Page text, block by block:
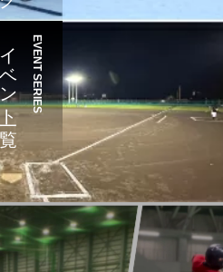
EVENT SERIES
一覧